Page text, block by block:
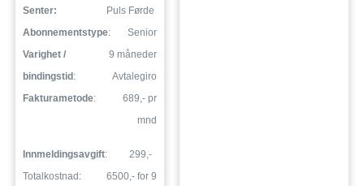
Senter:
Abonnementstype:
Varighet /
bindingstid:
Fakturametode:
Innmeldingsavgift:
Totalkostnad:
Puls Førde
Senior
9 måneder
Avtalegiro
689,- pr
mnd
299,-
6500,- for 9